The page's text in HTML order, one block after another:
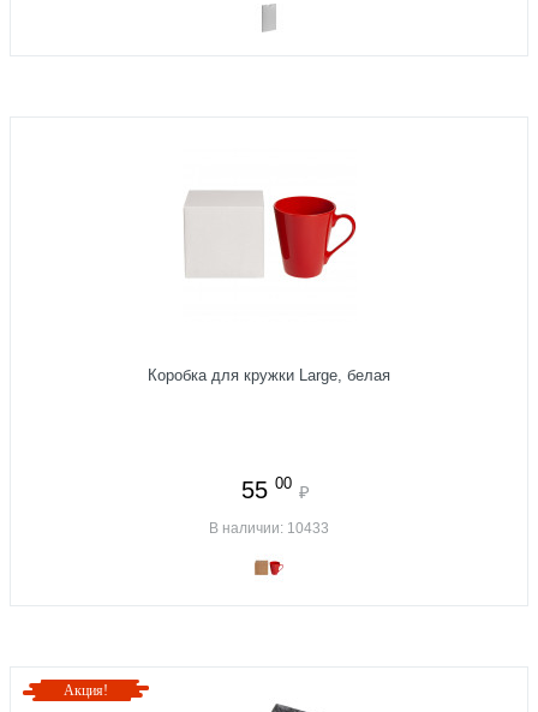
Коробка для кружки Large, белая
55 00 ₽
В наличии: 10433
Акция!